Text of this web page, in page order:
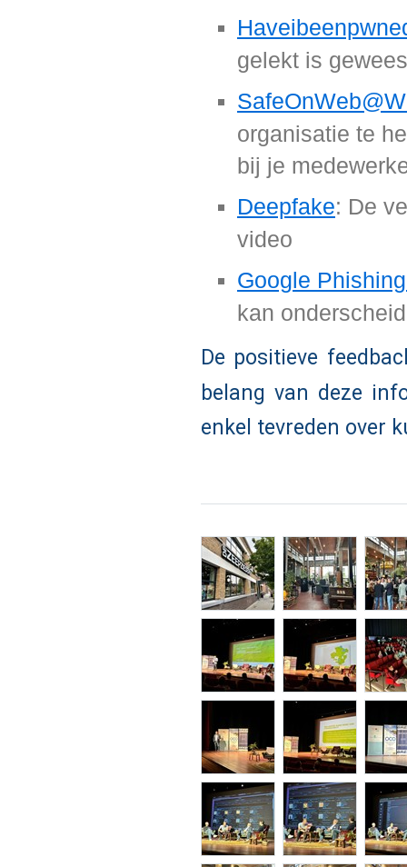
gelekt is
organisatie te
bij je
Deepfake: De
video
Google
kan
De positieve
belang van deze
enkel tevreden over